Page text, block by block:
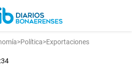
>Política>Exportaciones